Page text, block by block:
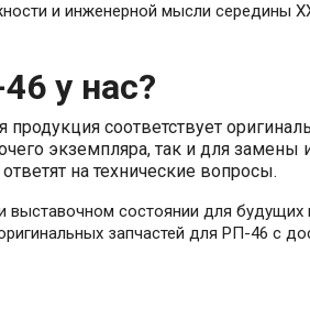
и инженерной мысли середины
у нас?
соответствует
экземпляра, так и для
на технические вопросы.
состоянии для будущих
запчастей для РП-46 с